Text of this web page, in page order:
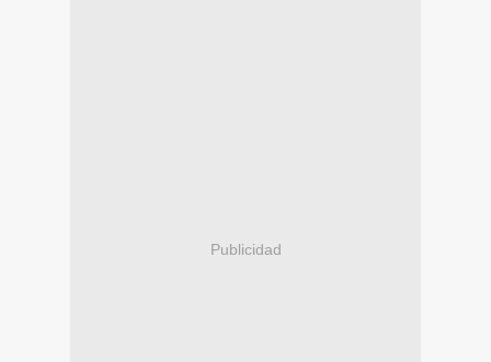
Publicidad